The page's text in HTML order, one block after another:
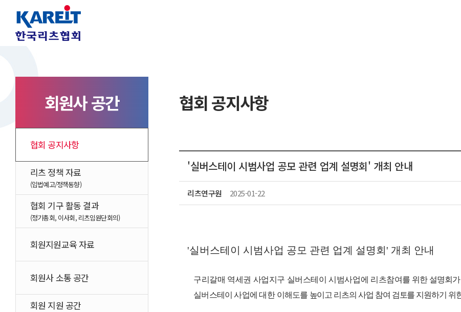
회원사 공간
협회 공지사항
리츠 정책 자료
(입법예고/정책동향)
협회 기구 활동 결과
(정기총회, 이사회, 리츠임원단회의)
회원지원교육 자료
회원사 소통 공간
회원 지원 공간
협회 공지사항
'실버스테이 시범사업 공모 관련 업계 설명회' 개최 안내
리츠연구원 2025-01-22
'실버스테이 시범사업 공모 관련 업계 설명회' 개최 안내
구리갈매 역세권 사업지구 실버스테이 시범사업에 리츠참여를 위한 설명회가
실버스테이 사업에대한 이해도를 높이고 리츠의 사업 참여 검토를 지원하기 위